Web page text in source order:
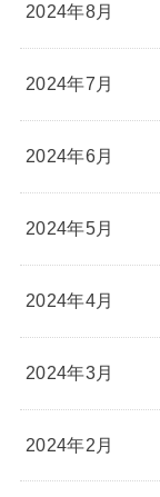
2024年8月
2024年7月
2024年6月
2024年5月
2024年4月
2024年3月
2024年2月